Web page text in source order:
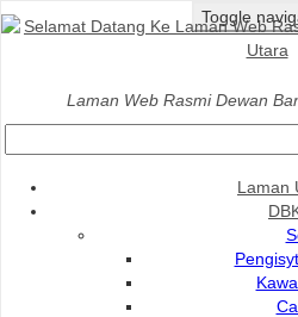
Toggle
Laman Web Rasmi Dewan
Laman
Laman Utama>DBKU >Yuran
Penebangan & Pencatasan
Perkhidmatan Penebangan &
Bahagian: Landskap &
Bawah 5 meter